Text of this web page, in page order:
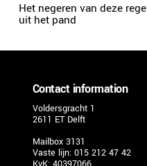
Het negeren van deze
uit het pand
Contact information
Voldersgracht 1
2611 ET Delft
Mailbox 3131
Vaste lijn: 015 212 47 42